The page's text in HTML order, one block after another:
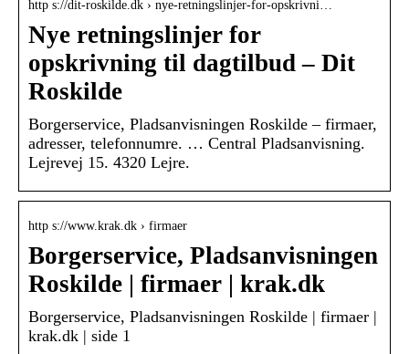
http s://dit-roskilde.dk › nye-retningslinjer-for-opskrivni…
Nye retningslinjer for
opskrivning til dagtilbud – Dit
Roskilde
Borgerservice, Pladsanvisningen Roskilde – firmaer,
adresser, telefonnumre. … Central Pladsanvisning.
Lejrevej 15. 4320 Lejre.
http s://www.krak.dk › firmaer
Borgerservice, Pladsanvisningen
Roskilde | firmaer | krak.dk
Borgerservice, Pladsanvisningen Roskilde | firmaer |
krak.dk | side 1